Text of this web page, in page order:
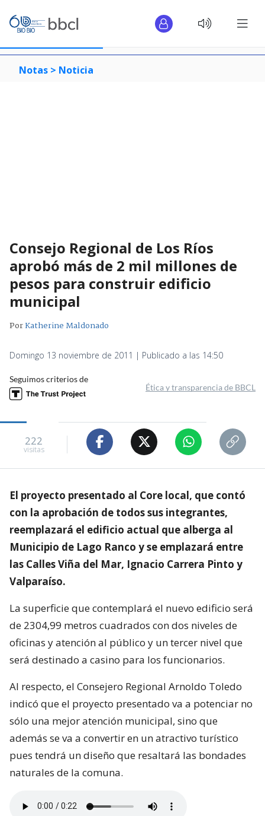
Notas > Noticia
Consejo Regional de Los Ríos
aprobó más de 2 mil millones de
pesos para construir edificio
municipal
PorKatherine Maldonado
Domingo 13 noviembre de 2011 | Publicado a las 14:50
Seguimos criterios de
Ética y transparencia de BBCL
222
visitas
El proyecto presentado al Core local, que contó
con la aprobación de todos sus integrantes,
reemplazará el edificio actual que alberga al
Municipio de Lago Ranco y se emplazará entre
las Calles Viña del Mar, Ignacio Carrera Pinto y
Valparaíso.
La superficie que contemplará el nuevo edificio será
de 2304,99 metros cuadrados con dos niveles de
oficinas y atención al público y un tercer nivel que
será destinado a casino para los funcionarios.
Al respecto, el Consejero Regional Arnoldo Toledo
indicó que el proyecto presentado va a potenciar no
sólo una mejor atención municipal, sino que
además se va a convertir en un atractivo turístico
pues tendrá un diseño que resaltará las bondades
naturales de la comuna.